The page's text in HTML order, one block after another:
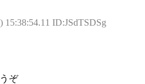
15:38:54.11 ID:JSdTSDSg
ぞ